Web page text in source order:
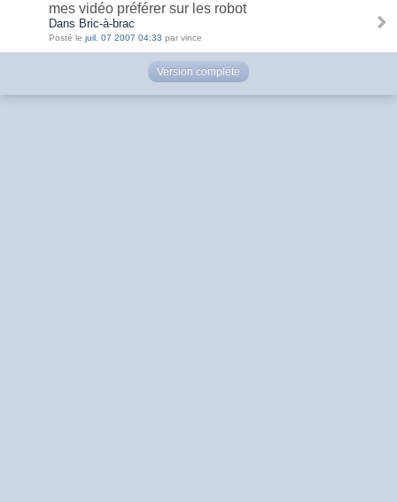
mes vidéo préférer sur les robot
Dans Bric-à-brac
Posté le juil. 07 2007 04:33 par vince
Version complète